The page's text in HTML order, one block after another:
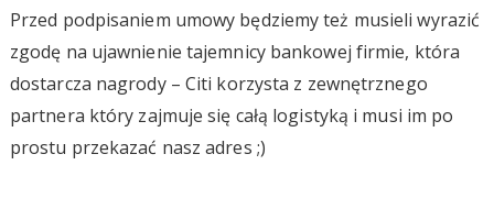
Przed podpisaniem umowy będziemy też musieli wyrazić
zgodę na ujawnienie tajemnicy bankowej firmie, która
dostarcza nagrody – Citi korzysta z zewnętrznego
partnera który zajmuje się całą logistyką i musi im po
prostu przekazać nasz adres ;)